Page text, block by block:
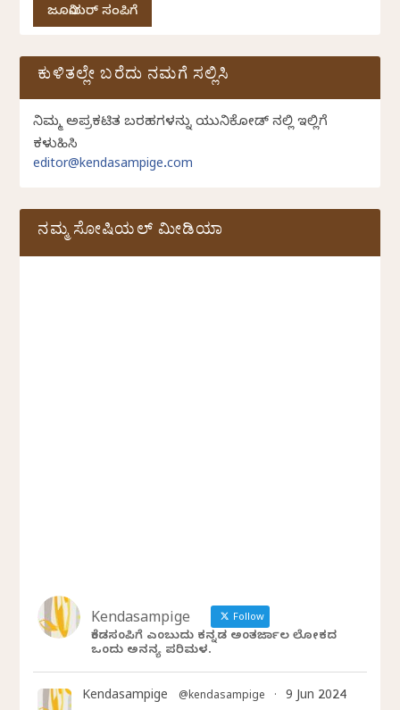
ಜೂನಿಯರ್ ಸಂಪಿಗೆ
ಕುಳಿತಲ್ಲೇ ಬರೆದು ನಮಗೆ ಸಲ್ಲಿಸಿ
ನಿಮ್ಮ ಅಪ್ರಕಟಿತ ಬರಹಗಳನ್ನು ಯುನಿಕೋಡ್ ನಲ್ಲಿ ಇಲ್ಲಿಗೆ
ಕಳುಹಿಸಿ
editor@kendasampige.com
ನಮ್ಮ ಸೋಷಿಯಲ್‌ ಮೀಡಿಯಾ
Kendasampige Follow
ಕೆಂಡಸಂಪಿಗೆ ಎಂಬುದು ಕನ್ನಡ ಅಂತರ್ಜಾಲ ಲೋಕದ
ಒಂದು ಅನನ್ಯ ಪರಿಮಳ.
Kendasampige @kendasampige · 9 Jun 2024